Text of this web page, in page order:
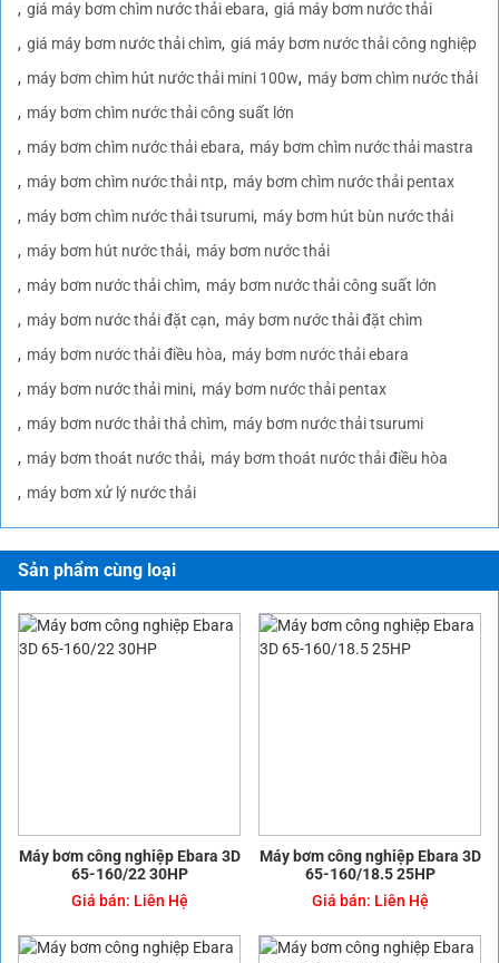
giá máy bơm chìm nước thải ebara giá máy bơm nước thải
giá máy bơm nước thải chìm giá máy bơm nước thải công nghiệp
máy bơm chìm hút nước thải mini 100w
máy bơm chìm nước thải
máy bơm chìm nước thải công suất lớn
máy bơm chìm nước thải ebara
máy bơm chìm nước thải mastra
máy bơm chìm nước thải ntp máy bơm chìm nước thải pentax
máy bơm chìm nước thải tsurumi máy bơm hút bùn nước thải
máy bơm hút nước thải máy bơm nước thải
máy bơm nước thải chìm máy bơm nước thải công suất lớn
máy bơm nước thải đặt cạn
máy bơm nước thải đặt chìm
máy bơm nước thải điều hòa
máy bơm nước thải ebara
máy bơm nước thải mini máy bơm nước thải pentax
máy bơm nước thải thả chìm máy bơm nước thải tsurumi
máy bơm thoát nước thải máy bơm thoát nước thải điều hòa
máy bơm xử lý nước thải
Sản phẩm cùng loại
Máy bơm công nghiệp Ebara 3D
65-160/22 30HP
Giá bán: Liên Hệ
Máy bơm công nghiệp Ebara 3D
65-160/18.5 25HP
Giá bán: Liên Hệ